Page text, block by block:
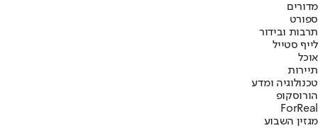
מדורים
ספורט
תרבות ובידור
לייף סטייל
אוכל
תיירות
טכנולוגיה ומדע
הורוסקופ
ForReal
מגזין השבוע